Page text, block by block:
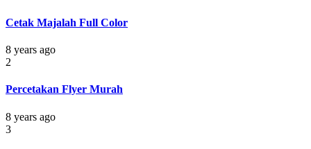
Cetak Majalah Full Color
8 years ago
2
Percetakan Flyer Murah
8 years ago
3